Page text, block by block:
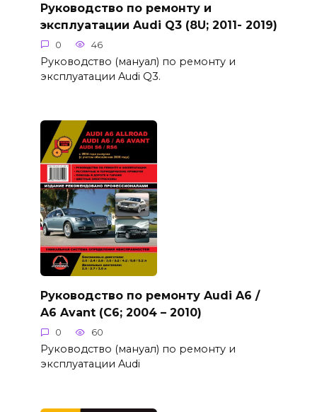
Руководство по ремонту и
эксплуатации Audi Q3 (8U; 2011- 2019)
0 46
Руководство (мануал) по ремонту и
эксплуатации Audi Q3.
Руководство по ремонту Audi A6 /
A6 Avant (C6; 2004 – 2010)
0 60
Руководство (мануал) по ремонту и
эксплуатации Audi